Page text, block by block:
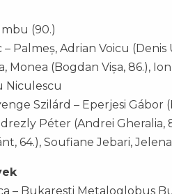
(90.)
– Palmeș, Adrian Voicu
Monea (Bogdan Vișa, 86.),
Niculescu
Szilárd – Eperjesi Gábor
Péter (Andrei Gheralia,
64.), Soufiane Jebari,
– Bukaresti Metaloglobus